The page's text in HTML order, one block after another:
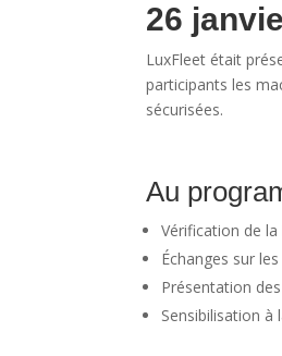
26
LuxFleet était
participants les
sécurisées.
Au
Vérification de la
Échanges sur
Présentation
Sensibilisation à